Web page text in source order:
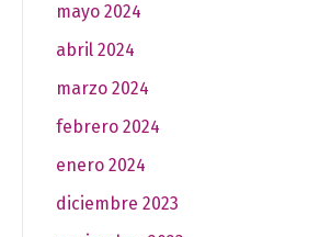
mayo 2024
abril 2024
marzo 2024
febrero 2024
enero 2024
diciembre 2023